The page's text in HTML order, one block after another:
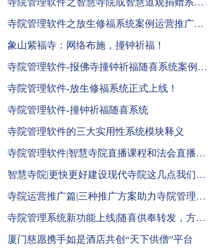
寺院管理软件之放生修福系统案例运营推广效
象山紫福寺：网络布施，撞钟祈福！
寺院管理软件-报佛寺撞钟祈福随喜系统案例展
寺院管理软件-放生修福系统正式上线！
寺院管理软件-撞钟祈福随喜系统
寺院管理软件的三大实用性系统模块释义
寺院管理软件|智慧寺院直播课程和法会直播功
智慧寺院|更快更好建设现代寺院这几点我们智
寺院运营推广篇|三种推广方案助力寺院管理系
寺院管理系统新功能上线|随喜供奉转发，方便
厦门慈愿携手如是酒店共创“天下供僧”平台